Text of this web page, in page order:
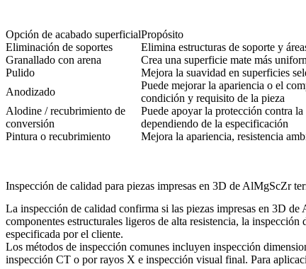
Opción de acabado superficialPropósito
Eliminación de soportes
Elimina estructuras de soporte y
Granallado con arena
Crea una superficie mate más
Pulido
Mejora la suavidad en superficies
Anodizado
Puede mejorar la apariencia o el
condición y requisito de la pieza
Alodine / recubrimiento de
conversión
Puede apoyar la protección contra
dependiendo de la especificación
Pintura o recubrimiento
Mejora la apariencia, resistencia
Inspección de calidad para piezas impresas en 3D de AlMgScZr
La inspección de calidad confirma si las piezas impresas en 3D
componentes estructurales ligeros de alta resistencia, la
especificada por el cliente.
Los métodos de inspección comunes incluyen inspección
inspección CT o por rayos X e inspección visual final. Para